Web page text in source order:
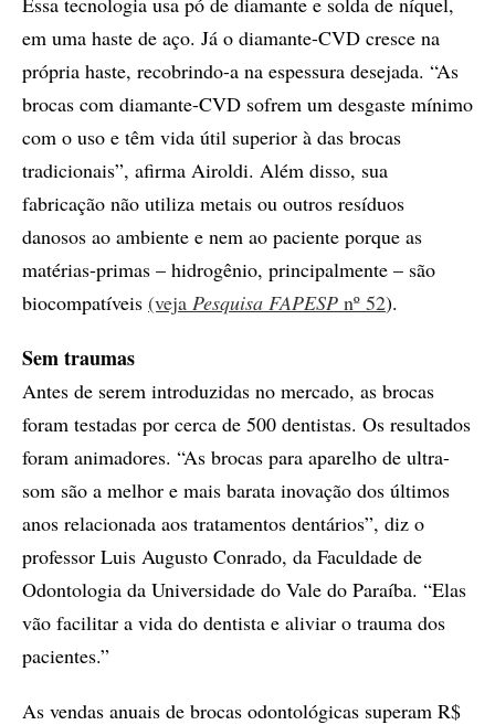
em uma haste de aço. Já o diamante-CVD cresce na
própria haste, recobrindo-a na espessura desejada. “As
brocas com diamante-CVD sofrem um desgaste mínimo
com o uso e têm vida útil superior à das brocas
tradicionais”, afirma Airoldi. Além disso, sua
fabricação não utiliza metais ou outros resíduos
danosos ao ambiente e nem ao paciente porque as
matérias-primas – hidrogênio, principalmente – são
biocompatíveis (veja Pesquisa FAPESP nº 52).
Sem traumas
Antes de serem introduzidas no mercado, as brocas
foram testadas por cerca de 500 dentistas. Os resultados
foram animadores. “As brocas para aparelho de ultra-
som são a melhor e mais barata inovação dos últimos
anos relacionada aos tratamentos dentários”, diz o
professor Luis Augusto Conrado, da Faculdade de
Odontologia da Universidade do Vale do Paraíba. “Elas
vão facilitar a vida do dentista e aliviar o trauma dos
pacientes.”
As vendas anuais de brocas odontológicas superam R$